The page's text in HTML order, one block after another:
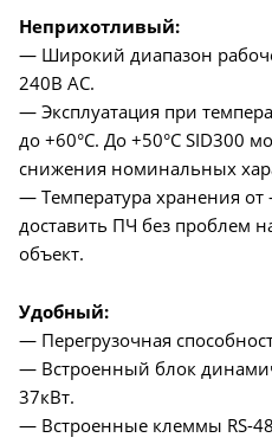
Неприхотливый:
— Широкий диапазон
240В AC.
— Эксплуатация при
до +60°C. До +50°C SID300
снижения номинальных
— Температура хранения от
доставить ПЧ без проблем
объект.
Удобный:
— Перегрузочная
— Встроенный блок
37кВт.
— Встроенные клеммы RS-